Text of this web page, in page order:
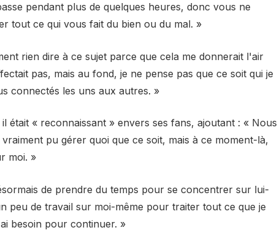
pendant plus de quelques heures, donc vous ne
tout ce qui vous fait du bien ou du mal. »
rien dire à ce sujet parce que cela me donnerait l'air
pas, mais au fond, je ne pense pas que ce soit qui je
connectés les uns aux autres. »
était « reconnaissant » envers ses fans, ajoutant : « Nous
pu gérer quoi que ce soit, mais à ce moment-là,
moi. »
de prendre du temps pour se concentrer sur lui-
peu de travail sur moi-même pour traiter tout ce que je
besoin pour continuer. »